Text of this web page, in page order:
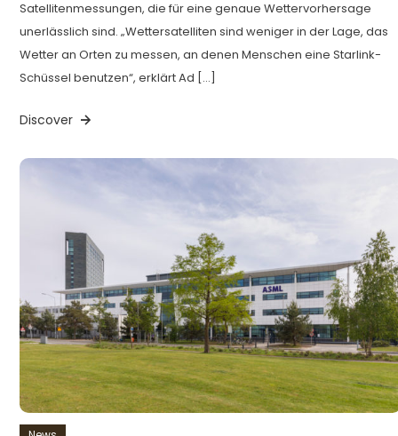
Satellitenmessungen, die für eine genaue Wettervorhersage
unerlässlich sind. „Wettersatelliten sind weniger in der Lage, das
Wetter an Orten zu messen, an denen Menschen eine Starlink-
Schüssel benutzen“, erklärt Ad […]
Discover